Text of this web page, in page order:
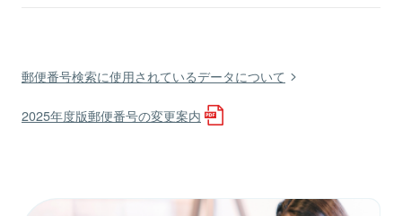
郵便番号検索に使用されているデータについて
2025年度版郵便番号の変更案内